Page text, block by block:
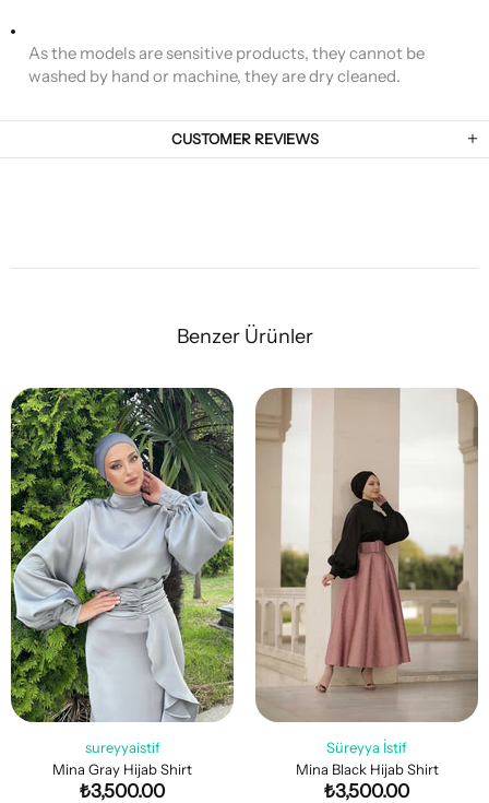
As the models are sensitive products, they cannot be
washed by hand or machine, they are dry cleaned.
CUSTOMER REVIEWS
Benzer Ürünler
sureyyaistif
Mina Gray Hijab Shirt
₺3,500.00
Süreyya İstif
Mina Black Hijab Shirt
₺3,500.00